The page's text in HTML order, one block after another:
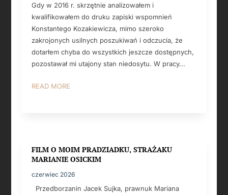
Gdy w 2016 r. skrzętnie analizowałem i
kwalifikowałem do druku zapiski wspomnień
Konstantego Kozakiewicza, mimo szeroko
zakrojonych usilnych poszukiwań i odczucia, że
dotarłem chyba do wszystkich jeszcze dostępnych,
pozostawał mi utajony stan niedosytu. W pracy...
READ MORE
FILM O MOIM PRADZIADKU, STRAŻAKU
MARIANIE OSICKIM
czerwiec 2026
Przedborzanin Jacek Sujka, prawnuk Mariana